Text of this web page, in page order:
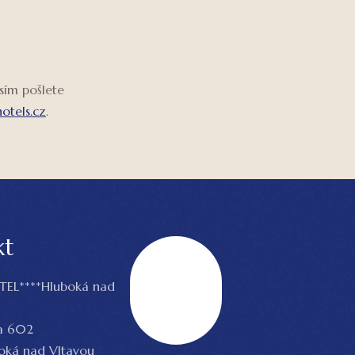
pošlete
.
nad
602
nad Vltavou